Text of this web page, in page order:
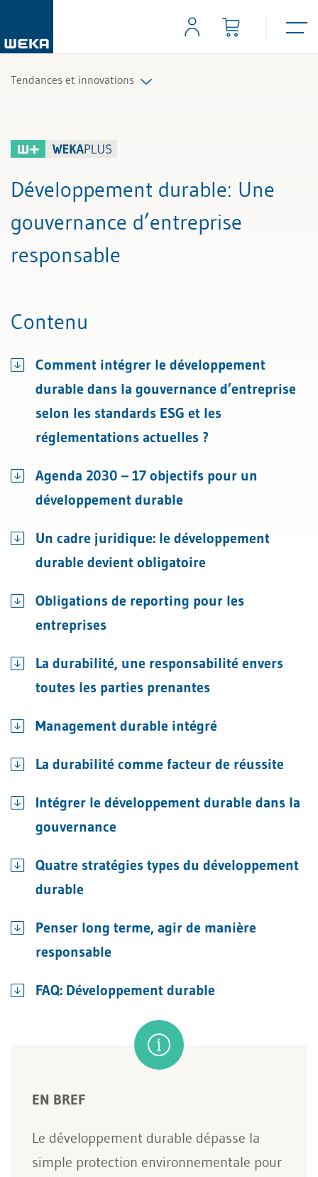
Tendances et innovations
Tous les experts
Développement durable: Une
gouvernance d’entreprise
responsable
Contenu
Comment intégrer le développement
durable dans la gouvernance d’entreprise
selon les standards ESG et les
réglementations actuelles ?
Agenda 2030 – 17 objectifs pour un
développement durable
Un cadre juridique: le développement
durable devient obligatoire
Obligations de reporting pour les
entreprises
La durabilité, une responsabilité envers
toutes les parties prenantes
Management durable intégré
La durabilité comme facteur de réussite
Intégrer le développement durable dans la
gouvernance
Quatre stratégies types du développement
durable
Penser long terme, agir de manière
responsable
FAQ: Développement durable
EN BREF
Le développement durable dépasse la
simple protection environnementale pour